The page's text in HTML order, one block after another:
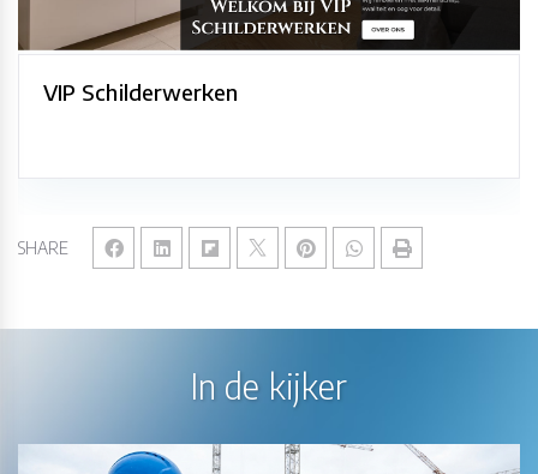
SHARE
VIP Schilderwerken
In de kijker